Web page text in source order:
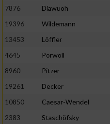
7876
Diawuoh
19396
Wildemann
13453
Löffler
4645
Porwoll
8960
Pitzer
19261
Decker
10850
Caesar-Wendel
2383
Staschöfsky